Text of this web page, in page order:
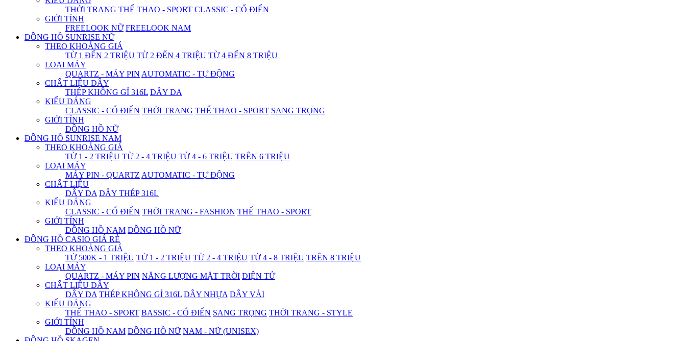
THỜI TRANG THỂ THAO - SPORT CLASSIC - CỔ ĐIỂN
GIỚI TÍNH
FREELOOK NỮ FREELOOK NAM
ĐỒNG HỒ SUNRISE NỮ
THEO KHOẢNG GIÁ
TỪ 1 ĐẾN 2 TRIỆU TỪ 2 ĐẾN 4 TRIỆU TỪ 4 ĐẾN 8 TRIỆU
LOẠI MÁY
QUARTZ - MÁY PIN AUTOMATIC - TỰ ĐỘNG
CHẤT LIỆU DÂY
THÉP KHÔNG GỈ 316L DÂY DA
KIỂU DÁNG
CLASSIC - CỔ ĐIỂN THỜI TRANG THỂ THAO - SPORT SANG TRỌNG
GIỚI TÍNH
ĐỒNG HỒ NỮ
ĐỒNG HỒ SUNRISE NAM
THEO KHOẢNG GIÁ
TỪ 1 - 2 TRIỆU TỪ 2 - 4 TRIỆU TỪ 4 - 6 TRIỆU TRÊN 6 TRIỆU
LOẠI MÁY
MÁY PIN - QUARTZ AUTOMATIC - TỰ ĐỘNG
CHẤT LIỆU
DÂY DA DÂY THÉP 316L
KIỂU DÁNG
CLASSIC - CỔ ĐIỂN THỜI TRANG - FASHION THỂ THAO - SPORT
GIỚI TÍNH
ĐỒNG HỒ NAM ĐỒNG HỒ NỮ
ĐỒNG HỒ CASIO GIÁ RẺ
THEO KHOẢNG GIÁ
TỪ 500K - 1 TRIỆU TỪ 1 - 2 TRIỆU TỪ 2 - 4 TRIỆU TỪ 4 - 8 TRIỆU TRÊN 8 TRIỆU
LOẠI MÁY
QUARTZ - MÁY PIN NĂNG LƯỢNG MẶT TRỜI ĐIỆN TỬ
CHẤT LIỆU DÂY
DÂY DA THÉP KHÔNG GỈ 316L DÂY NHỰA DÂY VẢI
KIỂU DÁNG
THỂ THAO - SPORT BASSIC - CỔ ĐIỂN SANG TRỌNG THỜI TRANG - STYLE
GIỚI TÍNH
ĐỒNG HỒ NAM ĐỒNG HỒ NỮ NAM - NỮ (UNISEX)